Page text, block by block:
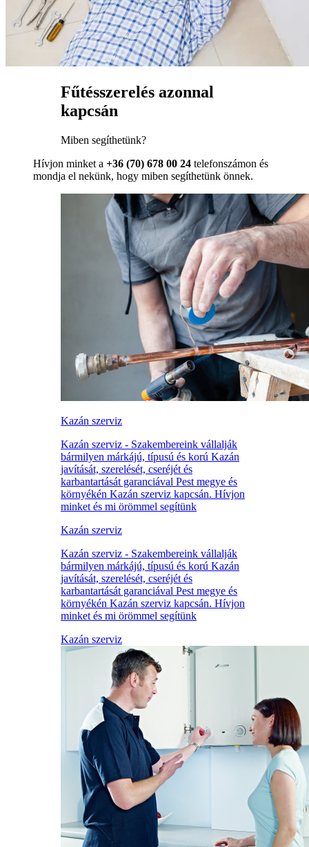
Fűtésszerelés azonnal
kapcsán
Miben segíthetünk?
Hívjon minket a +36 (70) 678 00 24 telefonszámon és
mondja el nekünk, hogy miben segíthetünk önnek.
Kazán szerviz
Kazán szerviz - Szakembereink vállalják
bármilyen márkájú, típusú és korú Kazán
javítását, szerelését, cseréjét és
karbantartását garanciával Pest megye és
környékén Kazán szerviz kapcsán. Hívjon
minket és mi örömmel segítünk
Kazán szerviz
Kazán szerviz - Szakembereink vállalják
bármilyen márkájú, típusú és korú Kazán
javítását, szerelését, cseréjét és
karbantartását garanciával Pest megye és
környékén Kazán szerviz kapcsán. Hívjon
minket és mi örömmel segítünk
Kazán szerviz